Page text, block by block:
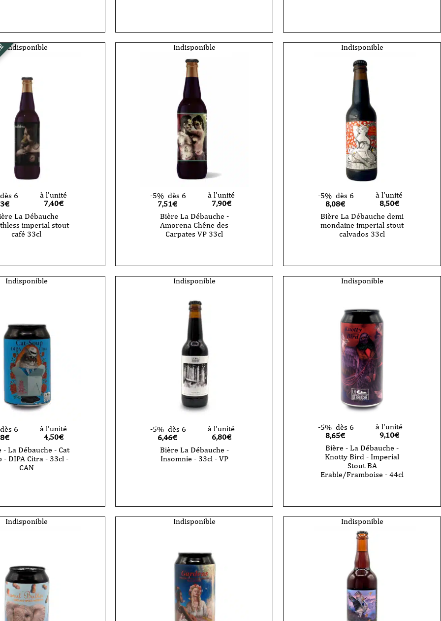
Indisponible
dès 6
à l'unité
7,40€
La Débauche
imperial stout
café 33cl
Indisponible
-5% dès 6
7,51€
à l'unité
7,90€
Bière La Débauche -
Amorena Chêne des
Carpates VP 33cl
Indisponible
-5% dès 6
8,08€
à l'unité
8,50€
Bière La Débauche demi
mondaine imperial stout
calvados 33cl
Indisponible
dès 6
à l'unité
4,50€
- La Débauche - Cat
- DIPA Citra - 33cl -
CAN
Indisponible
-5% dès 6
6,46€
à l'unité
6,80€
Bière La Débauche -
Insomnie - 33cl - VP
Indisponible
-5% dès 6
8,65€
à l'unité
9,10€
Bière - La Débauche -
Knotty Bird - Imperial
Stout BA
Erable/Framboise - 44cl
Indisponible Indisponible Indisponible